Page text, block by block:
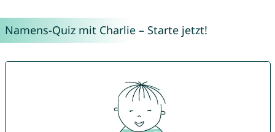
Namens-Quiz mit Charlie – Starte jetzt!